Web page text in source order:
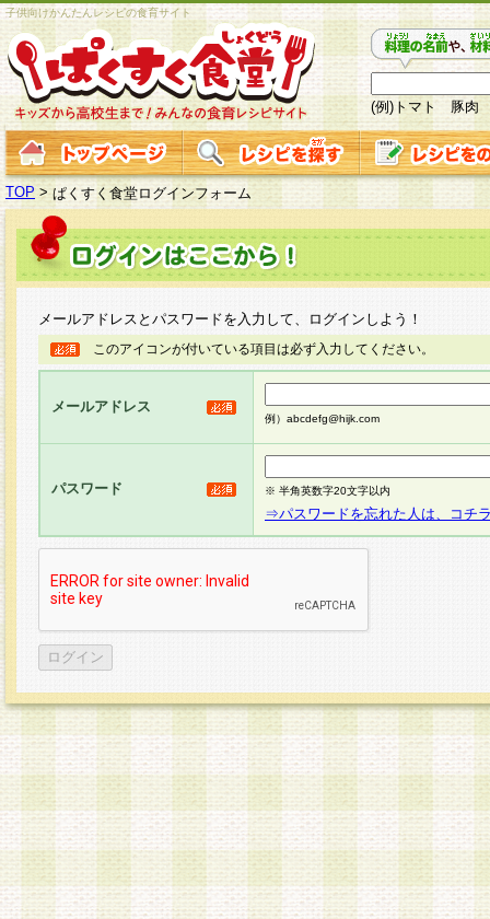
子供向けかんたんレシピの食育サイト
(例)トマト 豚肉
TOP > ぱくすく食堂ログインフォーム
メールアドレスとパスワードを入力して、ログインしよう！
このアイコンが付いている項目は必ず入力してください。
メールアドレス
例）abcdefg@hijk.com
パスワード ※ 半角英数字20文字以内
⇒パスワードを忘れた人は、コチ